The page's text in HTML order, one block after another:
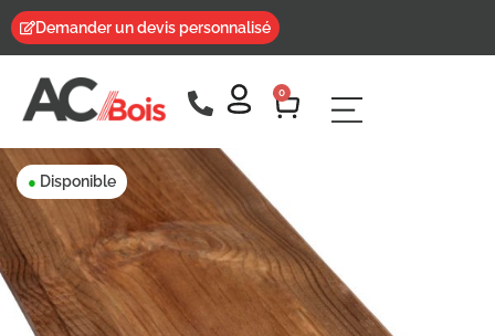
Demander un devis personnalisé
0
● Disponible